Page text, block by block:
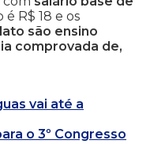
é R$ 18 e os
são ensino
comprovada de,
vai até a
o 3º Congresso